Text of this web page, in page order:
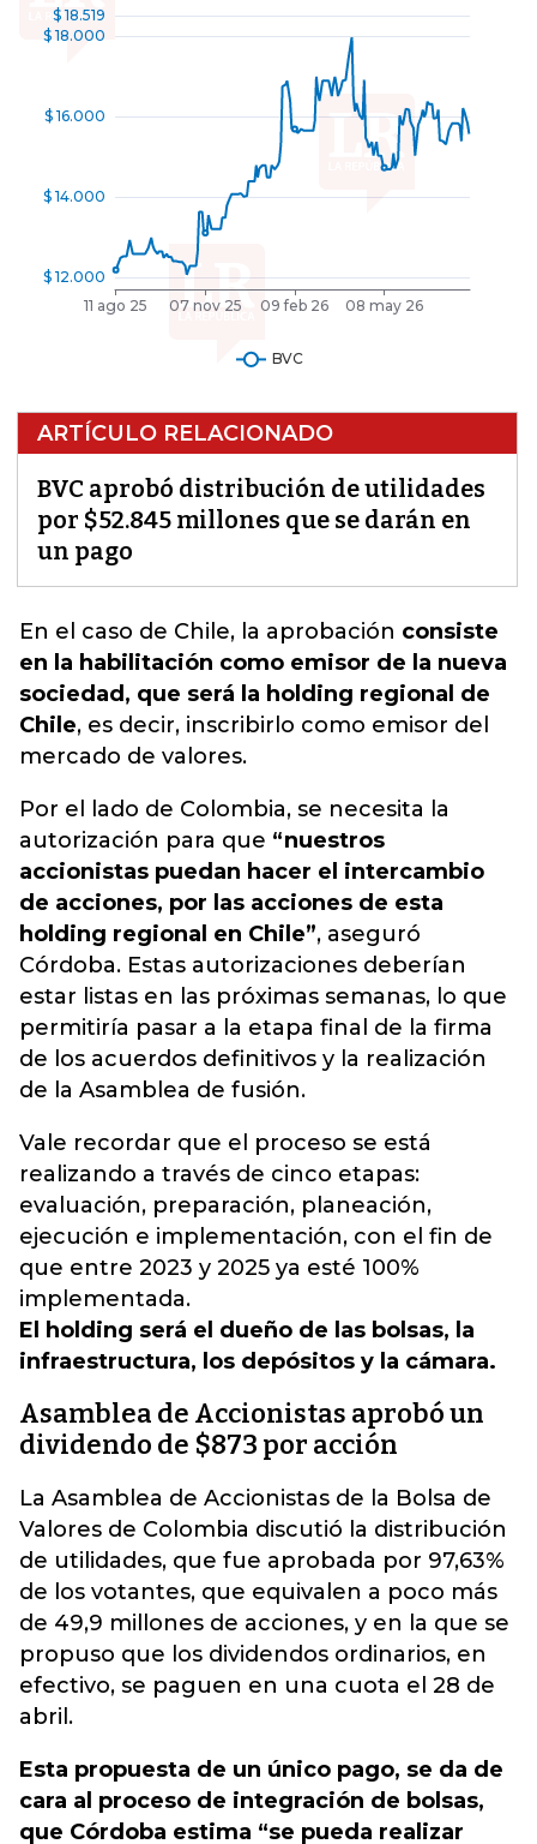
ARTÍCULO RELACIONADO
BVC aprobó distribución de utilidades
por $52.845 millones que se darán en
un pago
En el caso de Chile, la aprobación consiste
en la habilitación como emisor de la nueva
sociedad, que será la holding regional de
Chile, es decir, inscribirlo como emisor del
mercado de valores.
Por el lado de Colombia, se necesita la
autorización para que “nuestros
accionistas puedan hacer el intercambio
de acciones, por las acciones de esta
holding regional en Chile”, aseguró
Córdoba. Estas autorizaciones deberían
estar listas en las próximas semanas, lo que
permitiría pasar a la etapa final de la firma
de los acuerdos definitivos y la realización
de la Asamblea de fusión.
Vale recordar que el proceso se está
realizando a través de cinco etapas:
evaluación, preparación, planeación,
ejecución e implementación, con el fin de
que entre 2023 y 2025 ya esté 100%
implementada.
El holding será el dueño de las bolsas, la
infraestructura, los depósitos y la cámara.
Asamblea de Accionistas aprobó un
dividendo de $873 por acción
La Asamblea de Accionistas de la Bolsa de
Valores de Colombia discutió la distribución
de utilidades, que fue aprobada por 97,63%
de los votantes, que equivalen a poco más
de 49,9 millones de acciones, y en la que se
propuso que los dividendos ordinarios, en
efectivo, se paguen en una cuota el 28 de
abril.
Esta propuesta de un único pago, se da de
cara al proceso de integración de bolsas,
que Córdoba estima “se pueda realizar